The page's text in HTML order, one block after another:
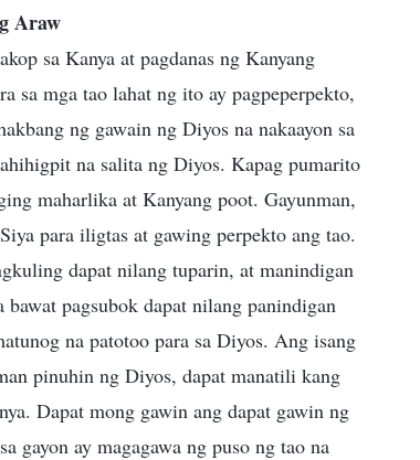
Araw
sa Kanya at pagdanas ng Kanyang
sa mga tao lahat ng ito ay pagpeperpekto,
ng gawain ng Diyos na nakaayon sa
na salita ng Diyos. Kapag pumarito
maharlika at Kanyang poot. Gayunman,
para iligtas at gawing perpekto ang tao.
dapat nilang tuparin, at manindigan
pagsubok dapat nilang panindigan
na patotoo para sa Diyos. Ang isang
pinuhin ng Diyos, dapat manatili kang
Dapat mong gawin ang dapat gawin ng
gayon ay magagawa ng puso ng tao na